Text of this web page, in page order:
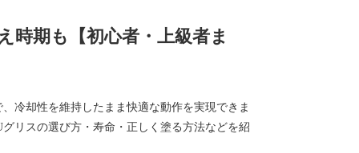
時期も【初心者・上級者ま
冷却性を維持したまま快適な動作を実現できま
リスの選び方・寿命・正しく塗る方法などを紹